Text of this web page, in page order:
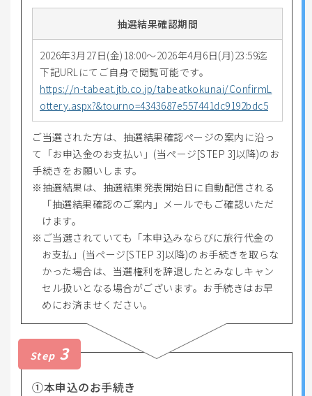
抽選結果確認期間
2026年3月27日(金)18:00～2026年4月6日(月)23:59迄
下記URLにてご自身で閲覧可能です。
https://n-tabeat.jtb.co.jp/tabeatkokunai/ConfirmL
ottery.aspx?&tourno=4343687e557441dc9192bdc5
ご当選された方は、抽選結果確認ページの案内に沿っ
て「お申込金のお支払い」(当ページ[STEP 3]以降)のお
手続きをお願いします。
抽選結果は、抽選結果発表開始日に自動配信される
「抽選結果確認のご案内」メールでもご確認いただ
けます。
ご当選されていても「本申込みならびに旅行代金の
お支払」(当ページ[STEP 3]以降)のお手続きを取らな
かった場合は、当選権利を辞退したとみなしキャン
セル扱いとなる場合がございます。お手続きはお早
めにお済ませください。
Step 3
①本申込のお手続き